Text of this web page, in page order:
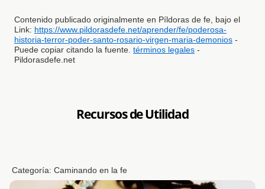
Contenido publicado originalmente en Píldoras de fe, bajo el
Link: https://www.pildorasdefe.net/aprender/fe/poderosa-
historia-terror-poder-santo-rosario-virgen-maria-demonios -
Puede copiar citando la fuente. términos legales -
Pildorasdefe.net
Recursos de Utilidad
Categoría:Caminando en la fe